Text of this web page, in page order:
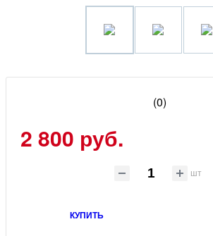
(0)
2 800 руб.
шт
КУПИТЬ